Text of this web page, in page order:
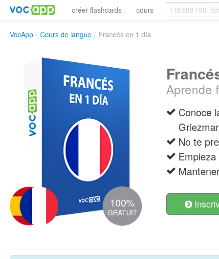
créer flashcards cours
VocApp / Cours de langue / Francés en 1 día
100%
GRATUIT
Aprende
Conoce
No te